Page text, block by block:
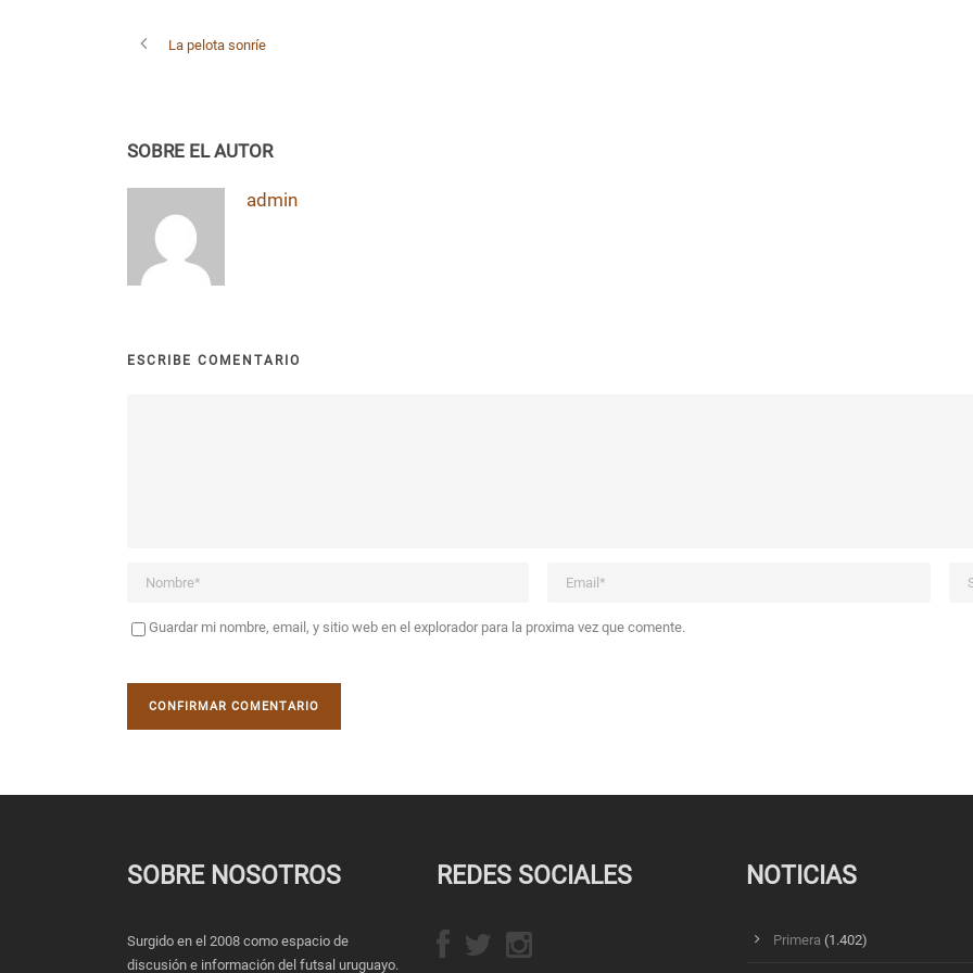
La pelota sonríe
SOBRE EL AUTOR
admin
ESCRIBE COMENTARIO
Guardar mi nombre, email, y sitio web en el explorador para la proxima vez que comente.
SOBRE NOSOTROS
Surgido en el 2008 como espacio de
discusión e información del futsal uruguayo.
REDES SOCIALES NOTICIAS
Primera (1.402)